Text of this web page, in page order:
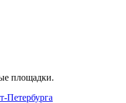
площадки.
Петербурга